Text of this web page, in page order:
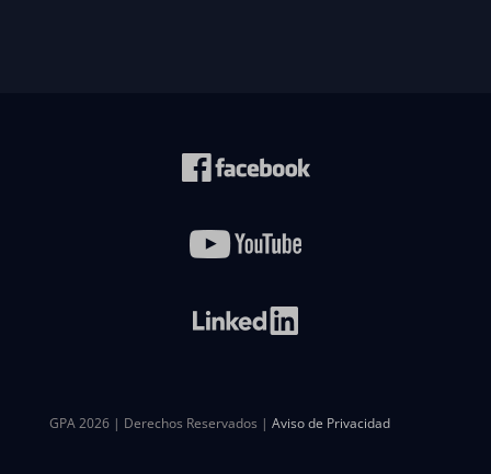
GPA 2026 | Derechos Reservados | Aviso de Privacidad